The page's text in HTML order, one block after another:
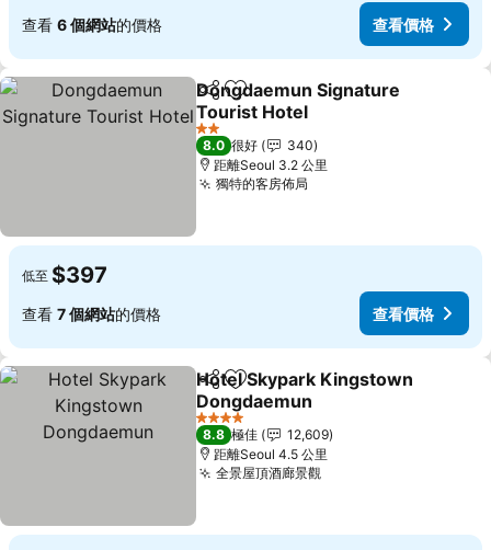
查看 6 個網站的價格 查看價格
分享 放到收藏夾
Dongdaemun Signature
Tourist Hotel
2 星級
8.0 很好
340
距離Seoul 3.2 公里
獨特的客房佈局
低至 $397
查看 7 個網站的價格 查看價格
分享 放到收藏夾
Hotel Skypark Kingstown
Dongdaemun
4 星級
8.8 極佳
12,609
距離Seoul 4.5 公里
全景屋頂酒廊景觀